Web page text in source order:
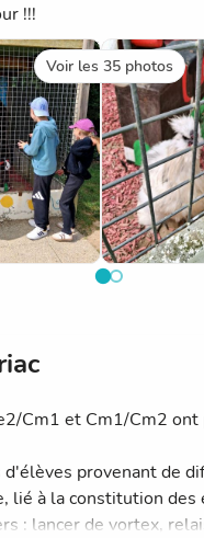
!!!
Voir les 35 photos
Cm1 et Cm1/Cm2
provenant de
lié à la constitution
: lancer de vortex,